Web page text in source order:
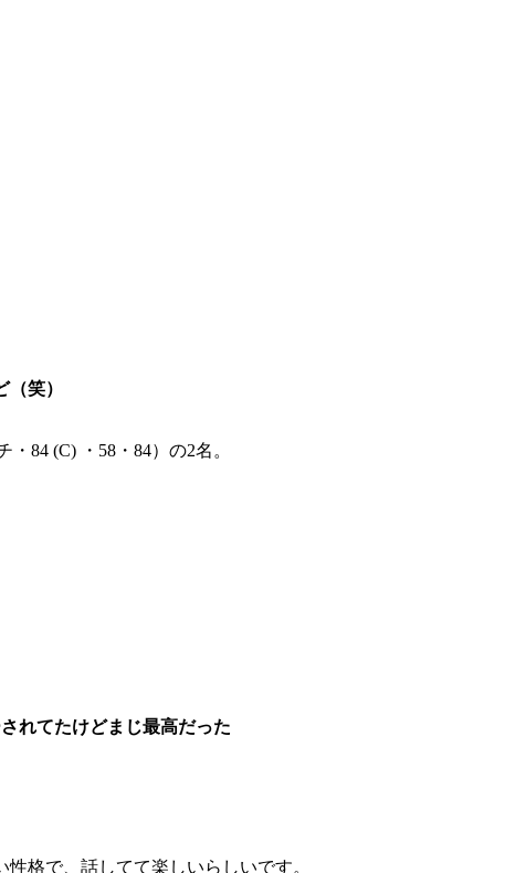
笑）
84 (C) ・58・84）の2名。
れてたけどまじ最高だった
格で、話してて楽しいらしいです。